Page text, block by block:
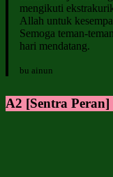
mengikuti
Allah untuk
Semoga teman-
hari mendatang.
bu ainun
A2 [Sentra Peran]